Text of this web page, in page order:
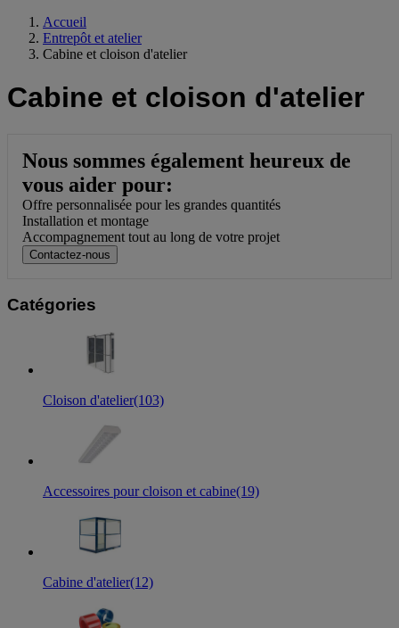
Accueil
Entrepôt et atelier
Cabine et cloison d'atelier
Cabine et cloison d'atelier
Nous sommes également heureux de
vous aider pour:
Offre personnalisée pour les grandes quantités
Installation et montage
Accompagnement tout au long de votre projet
Contactez-nous
Catégories
Cloison d'atelier(103)
Accessoires pour cloison et cabine(19)
Cabine d'atelier(12)